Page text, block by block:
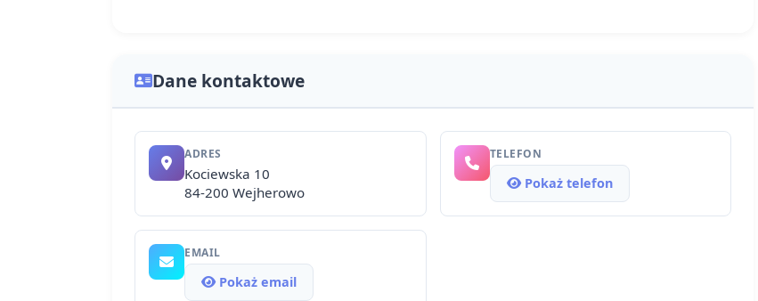
Dane kontaktowe
ADRES
Kociewska 10
84-200 Wejherowo
TELEFON
Pokaż telefon
EMAIL
Pokaż email